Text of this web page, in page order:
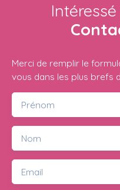
Merci de remplir le
vous dans les plus brefs
Prénom
Nom
Email